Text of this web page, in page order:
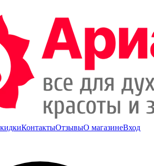
КонтактыОтзывыО магазинеВход